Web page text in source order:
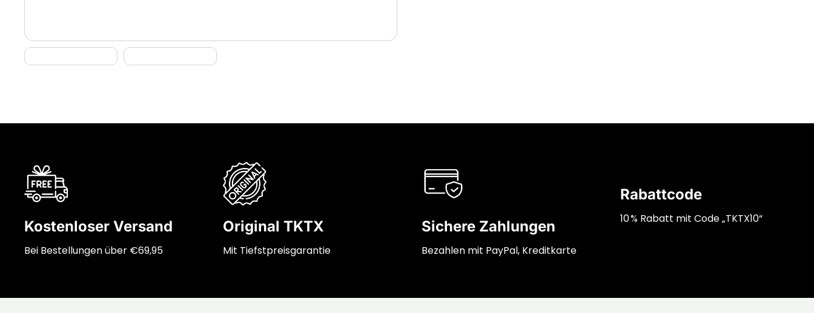
Kostenloser Versand
Bei Bestellungen über €69,95
Original TKTX
Mit Tiefstpreisgarantie
Sichere Zahlungen
Bezahlen mit PayPal, Kreditkarte
Rabattcode
10 % Rabatt mit Code „TKTX10“